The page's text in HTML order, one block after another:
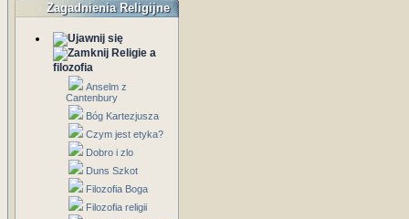
Zagadnienia Religijne
Religie a
filozofia
Anselm z
Cantenbury
Bóg Kartezjusza
Czym jest etyka?
Dobro i zlo
Duns Szkot
Filozofia Boga
Filozofia religii